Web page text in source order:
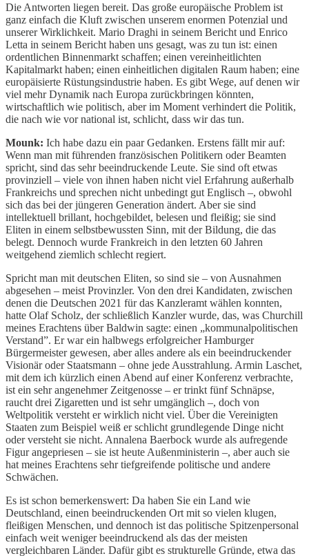
Die Antworten liegen bereit. Das große europäische Problem ist
ganz einfach die Kluft zwischen unserem enormen Potenzial und
unserer Wirklichkeit. Mario Draghi in seinem Bericht und Enrico
Letta in seinem Bericht haben uns gesagt, was zu tun ist: einen
ordentlichen Binnenmarkt schaffen; einen vereinheitlichten
Kapitalmarkt haben; einen einheitlichen digitalen Raum haben; eine
europäisierte Rüstungsindustrie haben. Es gibt Wege, auf denen wir
viel mehr Dynamik nach Europa zurückbringen könnten,
wirtschaftlich wie politisch, aber im Moment verhindert die Politik,
die nach wie vor national ist, schlicht, dass wir das tun.
Mounk: Ich habe dazu ein paar Gedanken. Erstens fällt mir auf:
Wenn man mit führenden französischen Politikern oder Beamten
spricht, sind das sehr beeindruckende Leute. Sie sind oft etwas
provinziell – viele von ihnen haben nicht viel Erfahrung außerhalb
Frankreichs und sprechen nicht unbedingt gut Englisch –, obwohl
sich das bei der jüngeren Generation ändert. Aber sie sind
intellektuell brillant, hochgebildet, belesen und fleißig; sie sind
Eliten in einem selbstbewussten Sinn, mit der Bildung, die das
belegt. Dennoch wurde Frankreich in den letzten 60 Jahren
weitgehend ziemlich schlecht regiert.
Spricht man mit deutschen Eliten, so sind sie – von Ausnahmen
abgesehen – meist Provinzler. Von den drei Kandidaten, zwischen
denen die Deutschen 2021 für das Kanzleramt wählen konnten,
hatte Olaf Scholz, der schließlich Kanzler wurde, das, was Churchill
meines Erachtens über Baldwin sagte: einen „kommunalpolitischen
Verstand”. Er war ein halbwegs erfolgreicher Hamburger
Bürgermeister gewesen, aber alles andere als ein beeindruckender
Visionär oder Staatsmann – ohne jede Ausstrahlung. Armin Laschet,
mit dem ich kürzlich einen Abend auf einer Konferenz verbrachte,
ist ein sehr angenehmer Zeitgenosse – er trinkt fünf Schnäpse,
raucht drei Zigaretten und ist sehr umgänglich –, doch von
Weltpolitik versteht er wirklich nicht viel. Über die Vereinigten
Staaten zum Beispiel weiß er schlicht grundlegende Dinge nicht
oder versteht sie nicht. Annalena Baerbock wurde als aufregende
Figur angepriesen – sie ist heute Außenministerin –, aber auch sie
hat meines Erachtens sehr tiefgreifende politische und andere
Schwächen.
Es ist schon bemerkenswert: Da haben Sie ein Land wie
Deutschland, einen beeindruckenden Ort mit so vielen klugen,
fleißigen Menschen, und dennoch ist das politische Spitzenpersonal
einfach weit weniger beeindruckend als das der meisten
vergleichbaren Länder. Dafür gibt es strukturelle Gründe, etwa das